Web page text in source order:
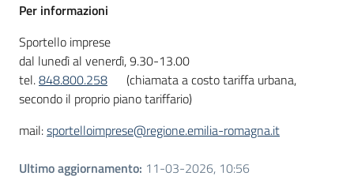
Per informazioni
Sportello imprese
dal lunedì al venerdì, 9.30-13.00
tel.848.800.258
(chiamata a costo tariffa urbana,
secondo il proprio piano tariffario)
mail:sportelloimprese@regione.emilia-romagna.it
Ultimo aggiornamento: 11-03-2026, 10:56